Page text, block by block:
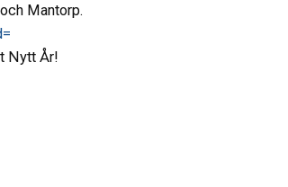
Mantorp.
Nytt År!